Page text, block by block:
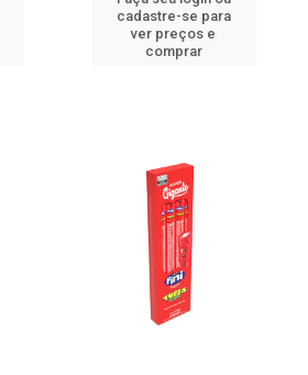
cadastre-se para
ver preços e
comprar